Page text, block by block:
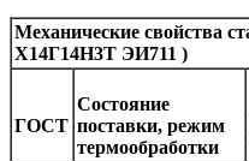
Механические свойства
Х14Г14Н3Т ЭИ711 )
ГОСТ
Состояние
поставки, режим
термообработки